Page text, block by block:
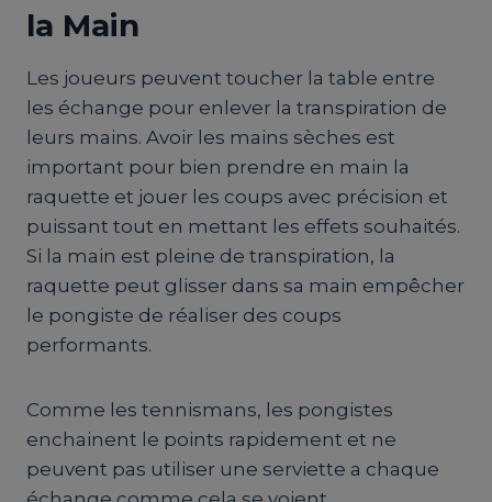
la Main
Les joueurs peuvent toucher la table entre
les échange pour enlever la transpiration de
leurs mains. Avoir les mains sèches est
important pour bien prendre en main la
raquette et jouer les coups avec précision et
puissant tout en mettant les effets souhaités.
Si la main est pleine de transpiration, la
raquette peut glisser dans sa main empêcher
le pongiste de réaliser des coups
performants.
Comme les tennismans, les pongistes
enchainent le points rapidement et ne
peuvent pas utiliser une serviette a chaque